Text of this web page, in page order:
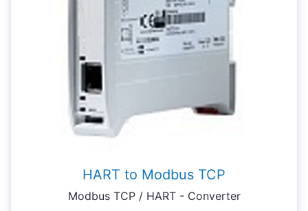
HART to Modbus TCP
Modbus TCP / HART - Converter